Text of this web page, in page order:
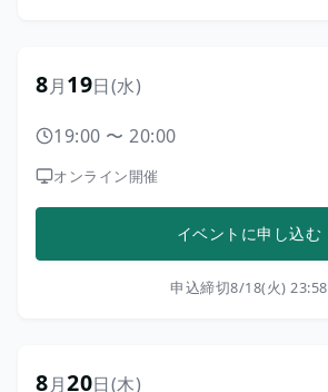
8月19日(水)
19:00 〜 20:00
オンライン開催
イベントに申し込む
申込締切8/18(火) 23:58
8月20日(木)